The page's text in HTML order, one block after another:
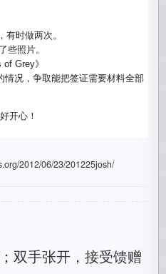
有时做两次。
些照片。
Grey》
情况，争取能把签证需要材料全部
开心！
2012/06/23/201225josh/
双手张开，接受馈赠